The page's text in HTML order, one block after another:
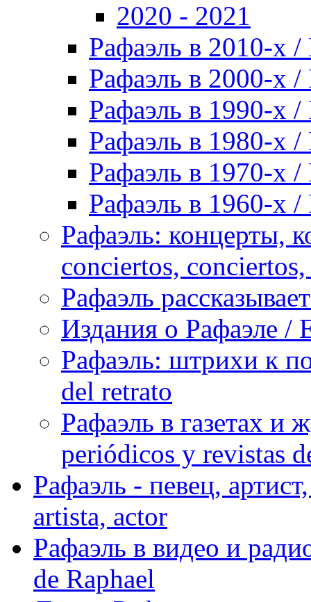
2020 - 2021
Рафаэль в 2010-х /
Рафаэль в 2000-х /
Рафаэль в 1990-х /
Рафаэль в 1980-х /
Рафаэль в 1970-х /
Рафаэль в 1960-х /
Рафаэль: концерты,
conciertos,
Рафаэль
Издания о Рафаэле /
Рафаэль: штрихи к
del retrato
Рафаэль в газетах и
periódicos y revistas
Рафаэль - певец,
artista, actor
Рафаэль в видео и
de Raphael